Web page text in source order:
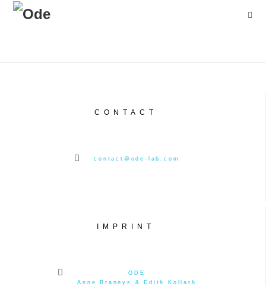
CONTACT
contact@ode-lab.com
IMPRINT
ODE
Anne Brannys & Edith Kollath